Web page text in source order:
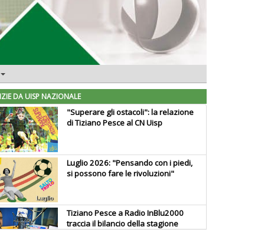
DA UISP NAZIONALE
"Superare gli ostacoli": la relazione
di Tiziano Pesce al CN Uisp
Luglio 2026: "Pensando con i piedi,
si possono fare le rivoluzioni"
Tiziano Pesce a Radio InBlu2000
traccia il bilancio della stagione